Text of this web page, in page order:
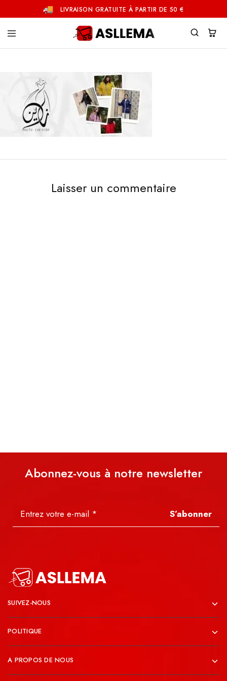
LIVRAISON GRATUITE À PARTIR DE 50 €
Laisser un commentaire
Abonnez-vous à notre newsletter
S’abonner
SUIVEZ-NOUS
POLITIQUE
A PROPOS DE NOUS